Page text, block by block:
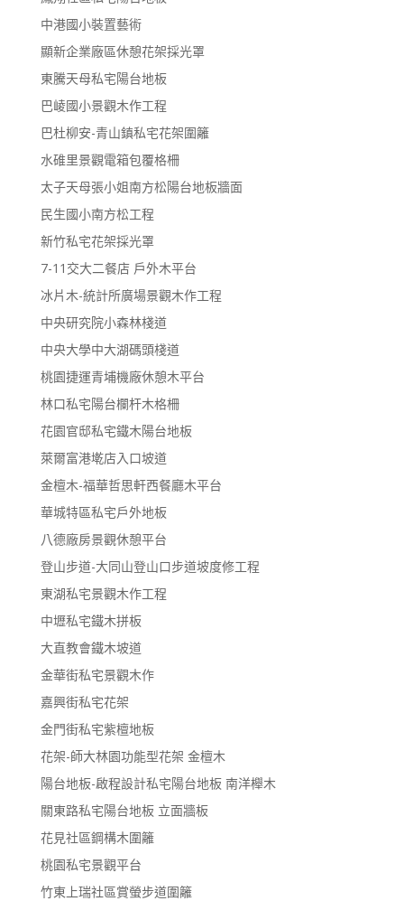
中港國小裝置藝術
顯新企業廠區休憩花架採光罩
東騰天母私宅陽台地板
巴崚國小景觀木作工程
巴杜柳安-青山鎮私宅花架圍籬
水碓里景觀電箱包覆格柵
太子天母張小姐南方松陽台地板牆面
民生國小南方松工程
新竹私宅花架採光罩
7-11交大二餐店 戶外木平台
冰片木-統計所廣場景觀木作工程
中央研究院小森林棧道
中央大學中大湖碼頭棧道
桃園捷運青埔機廠休憩木平台
林口私宅陽台欄杆木格柵
花園官邸私宅鐵木陽台地板
萊爾富港墘店入口坡道
金檀木-福華哲思軒西餐廳木平台
華城特區私宅戶外地板
八德廠房景觀休憩平台
登山步道-大同山登山口步道坡度修工程
東湖私宅景觀木作工程
中壢私宅鐵木拼板
大直教會鐵木坡道
金華街私宅景觀木作
嘉興街私宅花架
金門街私宅紫檀地板
花架-師大林園功能型花架 金檀木
陽台地板-啟程設計私宅陽台地板 南洋櫸木
關東路私宅陽台地板 立面牆板
花見社區鋼構木圍籬
桃園私宅景觀平台
竹東上瑞社區賞螢步道圍籬